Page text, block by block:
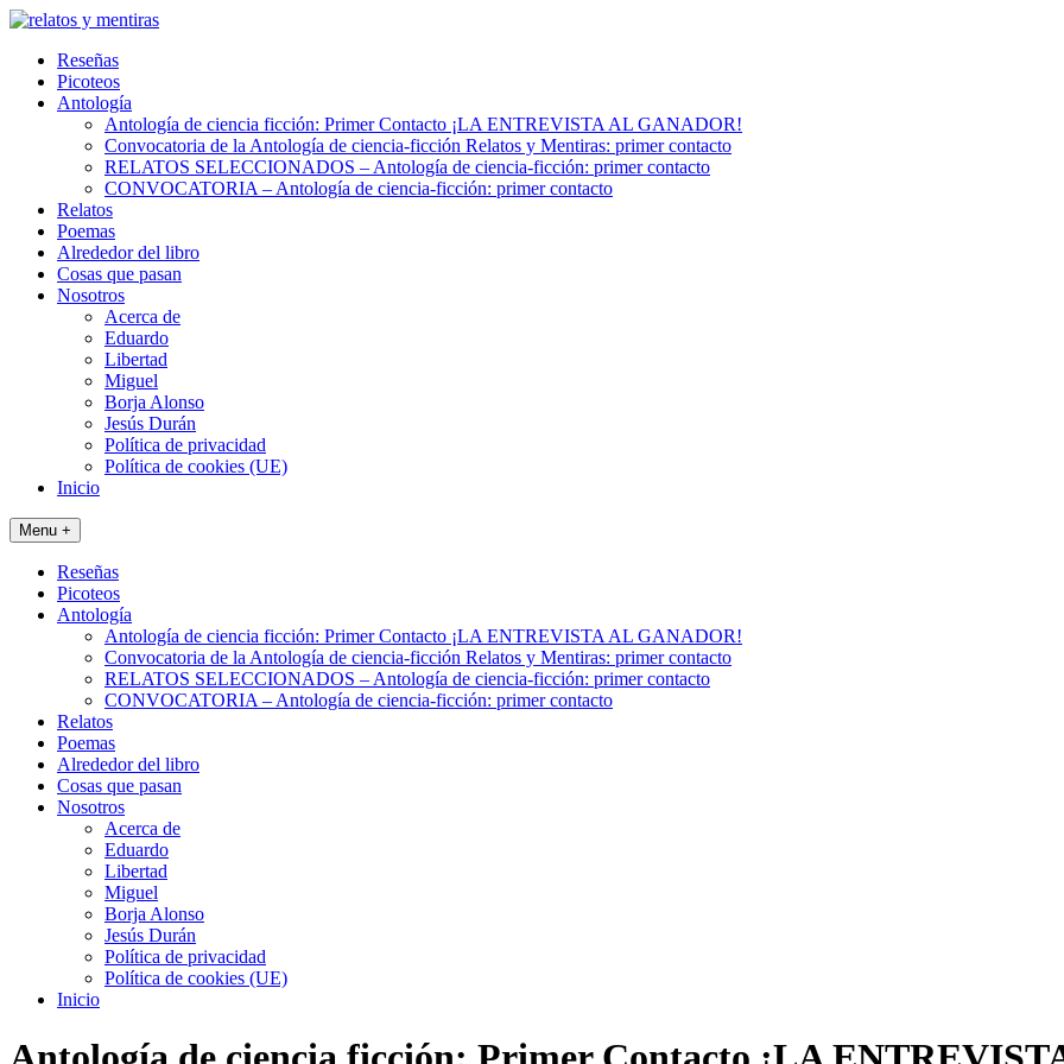
Skip
contentReseñas
Picoteos
Antología
Antología de ciencia ficción: Primer Contacto ¡LA ENTREVISTA AL GANADOR!
Convocatoria de la Antología de ciencia-ficción Relatos y Mentiras: primer contacto
RELATOS SELECCIONADOS – Antología de ciencia-ficción: primer contacto
CONVOCATORIA – Antología de ciencia-ficción: primer contacto
Relatos
Poemas
Alrededor del libro
Cosas que pasan
Nosotros
Acerca de
Eduardo
Libertad
Miguel
Borja Alonso
Jesús Durán
Política de privacidad
Política de cookies (UE)
Inicio
Menu +
Reseñas
Picoteos
Antología
Antología de ciencia ficción: Primer Contacto ¡LA ENTREVISTA AL GANADOR!
Convocatoria de la Antología de ciencia-ficción Relatos y Mentiras: primer contacto
RELATOS SELECCIONADOS – Antología de ciencia-ficción: primer contacto
CONVOCATORIA – Antología de ciencia-ficción: primer contacto
Relatos
Poemas
Alrededor del libro
Cosas que pasan
Nosotros
Acerca de
Eduardo
Libertad
Miguel
Borja Alonso
Jesús Durán
Política de privacidad
Política de cookies (UE)
Inicio